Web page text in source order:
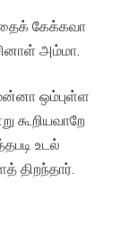
கேக்கவா
அம்மா.
ஒம்புள்ள
கூறியவாறே
உடல்
திறந்தார்.